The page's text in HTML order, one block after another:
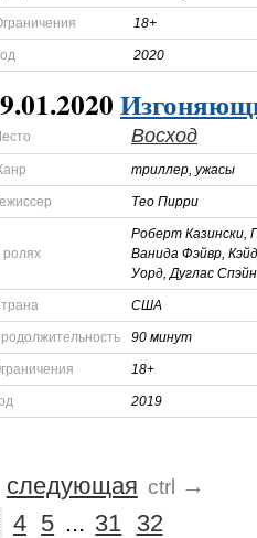
18+
2020
Восход
триллер, ужасы
Тео Пирри
ролях
Роберт Казински,
Ванида Фэйвр,
Уорд, Дуглас
США
90 минут
18+
2019
следующая ctrl
→
4 5 ... 31 32